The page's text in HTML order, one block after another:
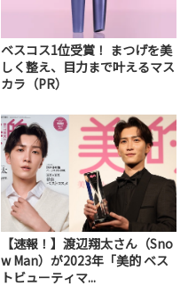
ベスコス1位受賞！ まつげを美
しく整え、目力まで叶えるマス
カラ（PR）
【速報！】渡辺翔太さん（Sno
w Man）が2023年「美的 ベス
トビューティマ...